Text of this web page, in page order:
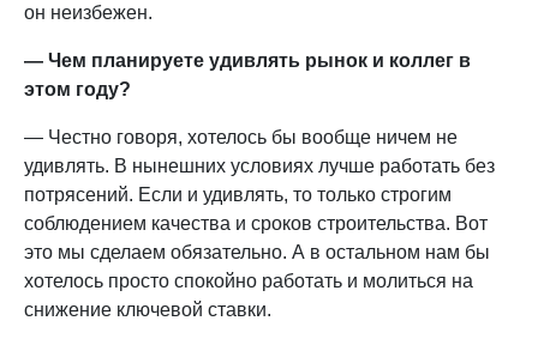
он неизбежен.
— Чем планируете удивлять рынок и коллег в
этом году?
— Честно говоря, хотелось бы вообще ничем не
удивлять. В нынешних условиях лучше работать без
потрясений. Если и удивлять, то только строгим
соблюдением качества и сроков строительства. Вот
это мы сделаем обязательно. А в остальном нам бы
хотелось просто спокойно работать и молиться на
снижение ключевой ставки.